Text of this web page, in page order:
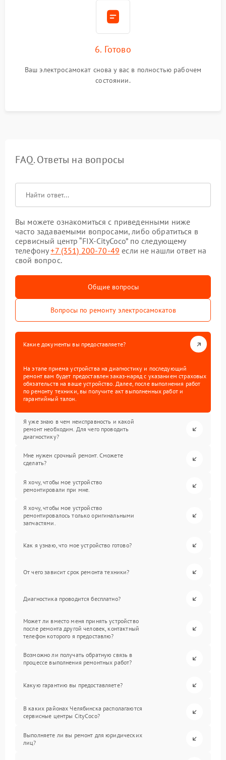
6. Готово
Ваш электросамокат снова у вас в полностью рабочем
состоянии.
FAQ. Ответы на вопросы
Вы можете ознакомиться с приведенными ниже
часто задаваемыми вопросами, либо обратиться в
сервисный центр “FIX-CityCoco” по следующему
телефону+7 (351) 200-70-49 если не нашли ответ на
свой вопрос.
Общие вопросы
Вопросы по ремонту электросамокатов
Какие документы вы предоставляете?
На этапе приема устройства на диагностику и последующий
ремонт вам будет предоставлен заказ-наряд с указанием страховых
обязательств на ваше устройство. Далее, после выполнения работ
по ремонту техники, вы получите акт выполненных работ и
гарантийный талон.
Я уже знаю в чем неисправность и какой
ремонт необходим. Для чего проводить
диагностику?
Мне нужен срочный ремонт. Сможете
сделать?
Я хочу, чтобы мое устройство
ремонтировали при мне.
Я хочу, чтобы мое устройство
ремонтировалось только оригинальными
запчастями.
Как я узнаю, что мое устройство готово?
От чего зависит срок ремонта техники?
Диагностика проводится бесплатно?
Может ли вместо меня принять устройство
после ремонта другой человек, контактный
телефон которого я предоставлю?
Возможно ли получать обратную связь в
процессе выполнения ремонтных работ?
Какую гарантию вы предоставляете?
В каких районах Челябинска располагаются
сервисные центры CityCoco?
Выполняете ли вы ремонт для юридических
лиц?